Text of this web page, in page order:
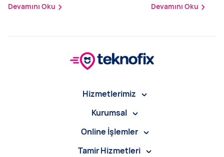
Devamını Oku
Devamını Oku
Hizmetlerimiz
Kurumsal
Online İşlemler
Tamir Hizmetleri